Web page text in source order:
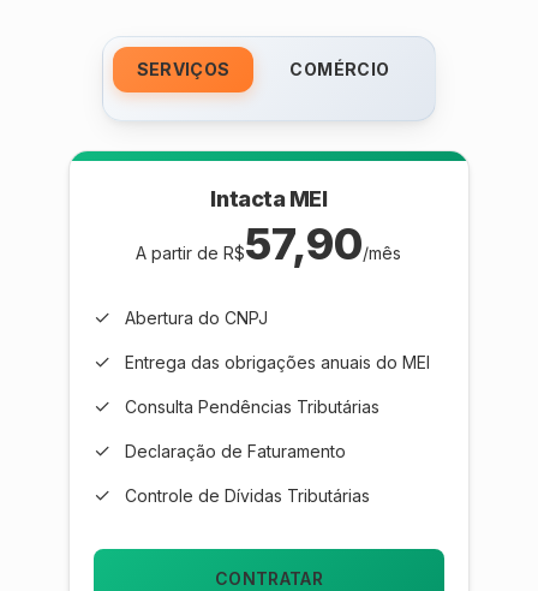
SERVIÇOS COMÉRCIO
Intacta MEI
A partir de R$57,90/mês
✓ Abertura do CNPJ
✓ Entrega das obrigações anuais do MEI
✓ Consulta Pendências Tributárias
✓ Declaração de Faturamento
✓ Controle de Dívidas Tributárias
CONTRATAR